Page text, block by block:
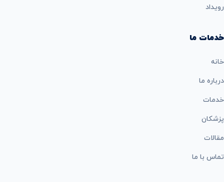
رویداد
خدمات ما
خانه
درباره ما
خدمات
پزشکان
مقالات
تماس با ما